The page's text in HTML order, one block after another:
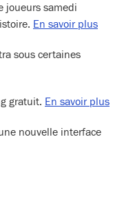
joueurs samedi
En savoir plus
sous certaines
gratuit. En savoir plus
nouvelle interface